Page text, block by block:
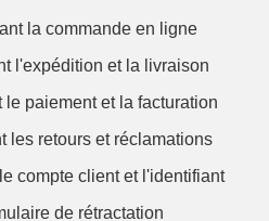
la commande en ligne
l'expédition et la livraison
paiement et la facturation
les retours et réclamations
compte client et l'identifiant
de rétractation